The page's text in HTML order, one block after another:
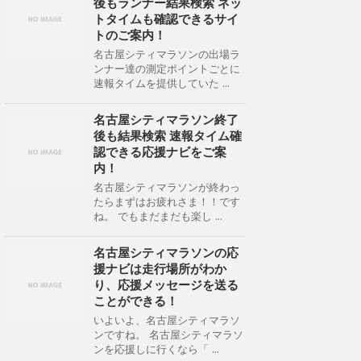
トタイムも確認できるサイ
トのご案内！
名古屋シティマラソンの出場ラ
ンナー達の測定ポイントごとに
速報タイムを提供していた ...
名古屋シティマラソン終了
後も結果検索 速報タイム確
認できる応援ナビをご案
内！
名古屋シティマラソンが終わっ
たらまずはお疲れさま！！です
ね。 でもまだまだも楽し ...
名古屋シティマラソンの応
援ナビは走行場所がわか
り、応援メッセージを送る
ことができる！
いよいよ、名古屋シティマラソ
ンですね。 名古屋シティマラソ
ンを応援しに行くなら「 ...